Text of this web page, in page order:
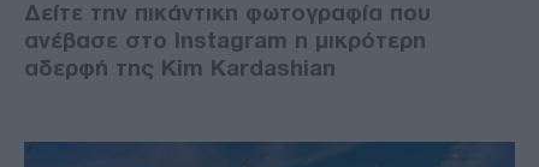
Δείτε την πικάντικη φωτογραφία που
ανέβασε στο Instagram η μικρότερη
αδερφή της Κim Kardashian